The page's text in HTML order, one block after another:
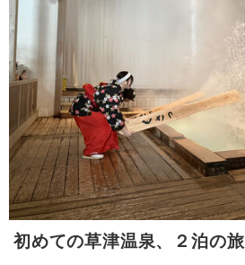
初めての草津温泉、２泊の旅